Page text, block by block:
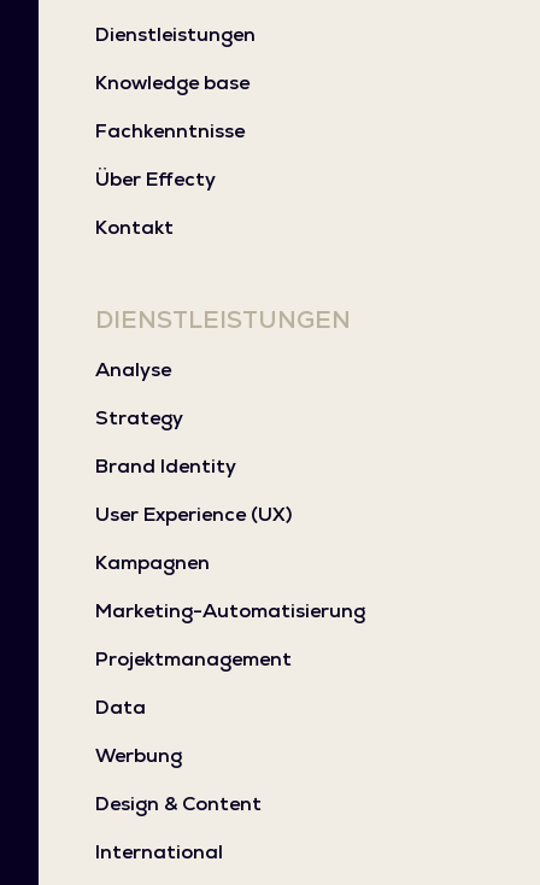
Dienstleistungen
Knowledge base
Fachkenntnisse
Über Effecty
Kontakt
DIENSTLEISTUNGEN
Analyse
Strategy
Brand Identity
User Experience (UX)
Kampagnen
Marketing-Automatisierung
Projektmanagement
Data
Werbung
Design & Content
International